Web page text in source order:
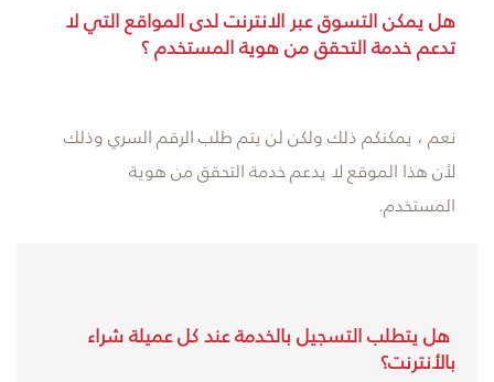
هل يمكن التسوق عبر الانترنت لدى المواقع التي لا
تدعم خدمة التحقق من هوية المستخدم ؟
نعم ، يمكنكم ذلك ولكن لن يتم طلب الرقم السري وذلك
لأن هذا الموقع لا يدعم خدمة التحقق من هوية
المستخدم.
هل يتطلب التسجيل بالخدمة عند كل عميلة شراء
بالأنترنت؟